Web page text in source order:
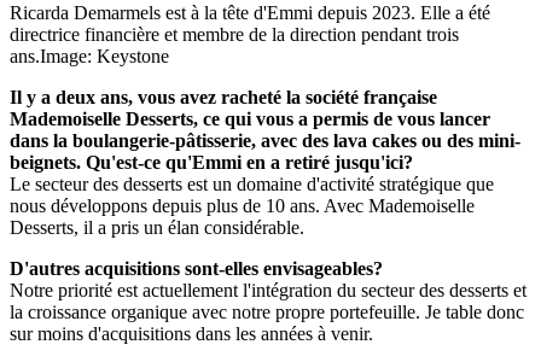
Ricarda Demarmels est à la tête d'Emmi depuis 2023. Elle a été
directrice financière et membre de la direction pendant trois
ans.Image: Keystone
Il y a deux ans, vous avez racheté la société française
Mademoiselle Desserts, ce qui vous a permis de vous lancer
dans la boulangerie-pâtisserie, avec des lava cakes ou des mini-
beignets. Qu'est-ce qu'Emmi en a retiré jusqu'ici?
Le secteur des desserts est un domaine d'activité stratégique que
nous développons depuis plus de 10 ans. Avec Mademoiselle
Desserts, il a pris un élan considérable.
D'autres acquisitions sont-elles envisageables?
Notre priorité est actuellement l'intégration du secteur des desserts et
la croissance organique avec notre propre portefeuille. Je table donc
sur moins d'acquisitions dans les années à venir.